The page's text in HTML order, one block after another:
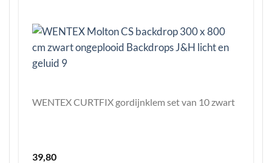
WENTEX CURTFIX gordijnklem set van 10 zwart
39,80